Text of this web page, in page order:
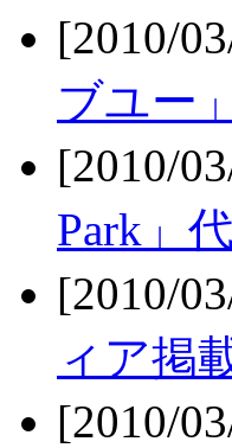
[2010/
ブユー
[2010/
Park」
[2010/
ィア掲
[2010/